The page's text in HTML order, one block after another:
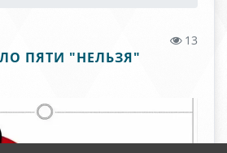
13
ПЯТИ "НЕЛЬЗЯ"